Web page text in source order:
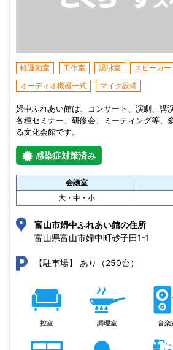
軽運動室 工作室 湯沸室 スピーカー
オーディオ機器一式
マイク設備
婦中ふれあい館は、コンサート、演劇、講
各種セミナー、研修会、ミーティング等、
る文化会館です。
感染症対策済み
会議室
大・中・小
富山市婦中ふれあい館の住所
富山県富山市婦中町砂子田1-1
【駐車場】 あり（250台）
控室 調理室 音楽